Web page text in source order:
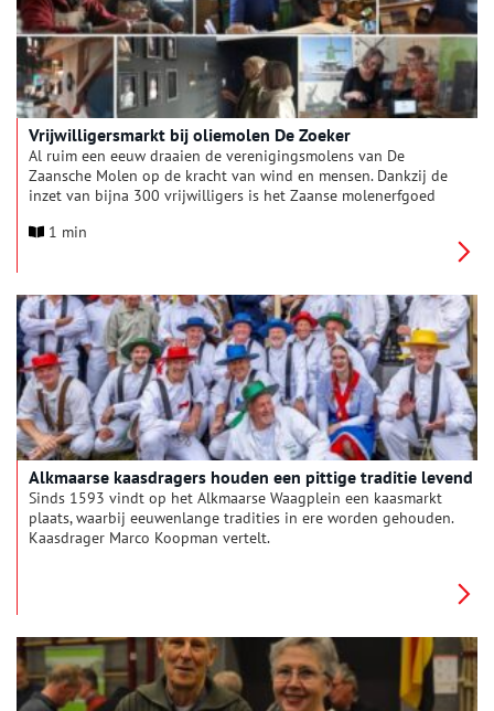
Vrijwilligersmarkt bij oliemolen De Zoeker
Al ruim een eeuw draaien de verenigingsmolens van De
Zaansche Molen op de kracht van wind en mensen. Dankzij de
inzet van bijna 300 vrijwilligers is het Zaanse molenerfgoed
generaties te behouden, is de vereniging op zoek naar nieuwe,
1 min
Alkmaarse kaasdragers houden een pittige traditie levend
Sinds 1593 vindt op het Alkmaarse Waagplein een kaasmarkt
plaats, waarbij eeuwenlange tradities in ere worden gehouden.
Kaasdrager Marco Koopman vertelt.